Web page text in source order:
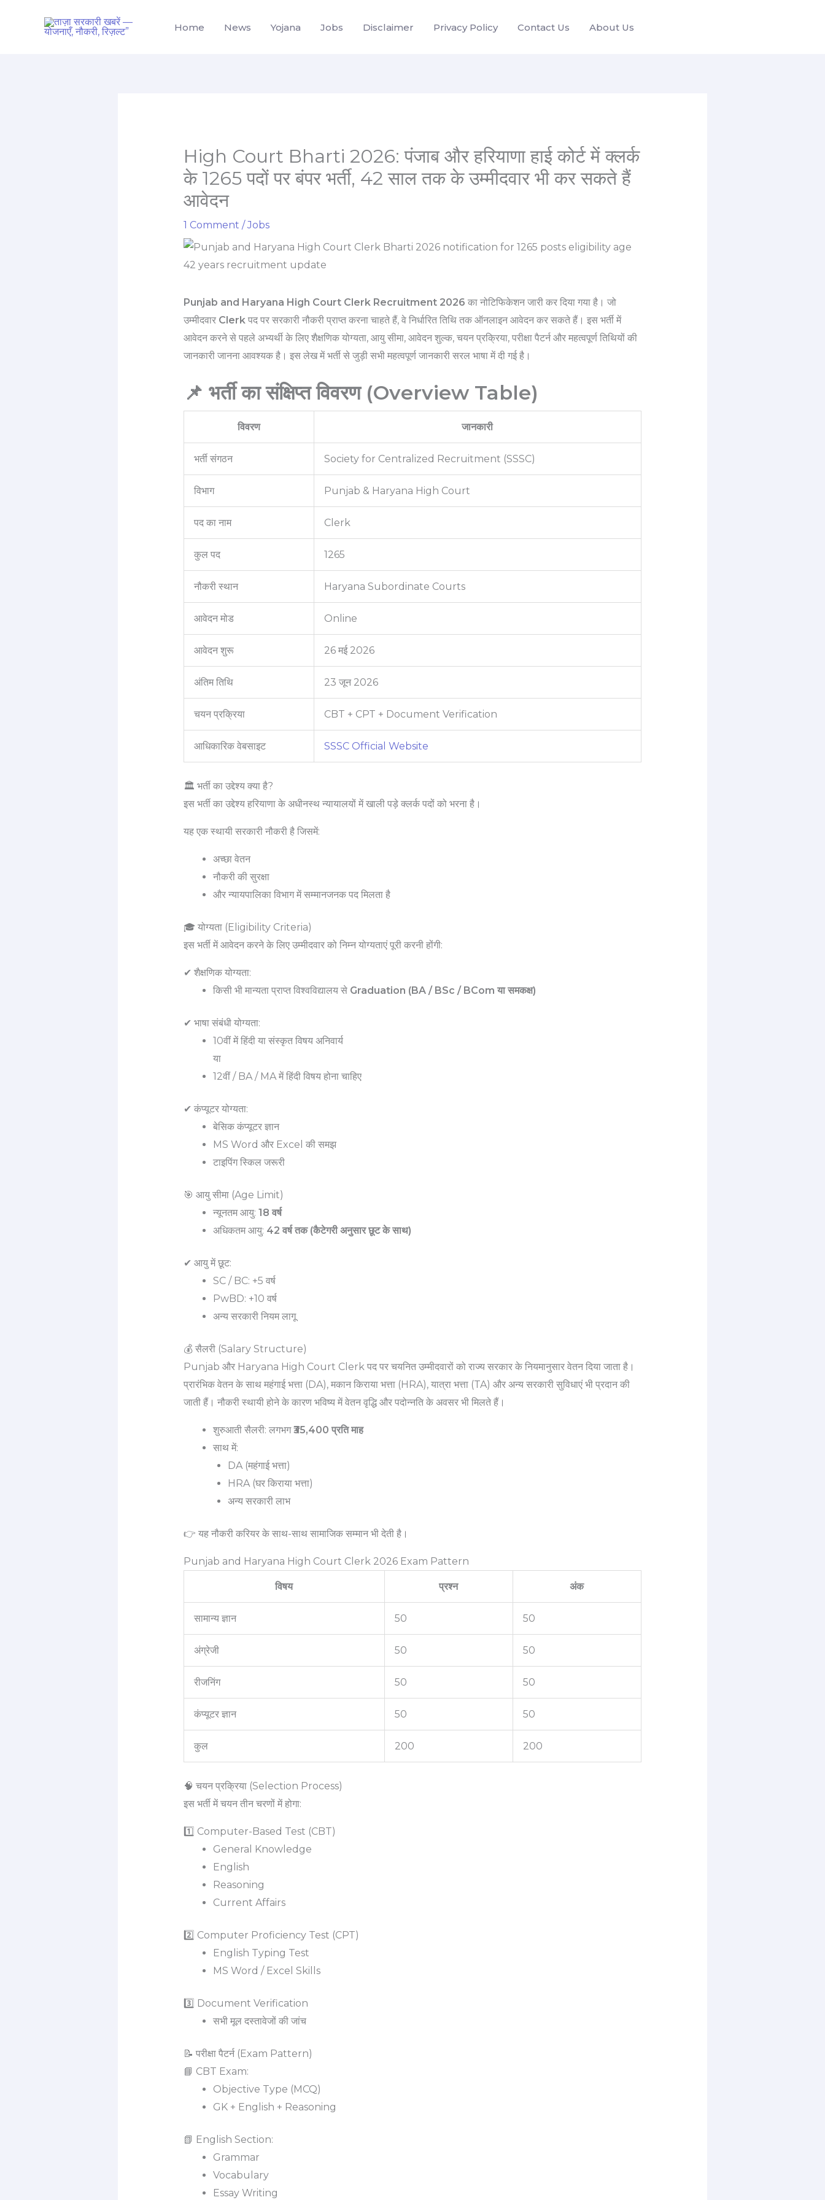
Home News Yojana Jobs Disclaimer Privacy Policy Contact Us About Us
High Court Bharti 2026: पंजाब और हरियाणा हाई कोर्ट में क्लर्क
के 1265 पदों पर बंपर भर्ती, 42 साल तक के उम्मीदवार भी कर सकते हैं
आवेदन
1 Comment /Jobs
Punjab and Haryana High Court Clerk Recruitment 2026 का नोटिफिकेशन जारी कर दिया गया है। जो
उम्मीदवार Clerkपद पर सरकारी नौकरी प्राप्त करना चाहते हैं, वे निर्धारित तिथि तक ऑनलाइन आवेदन कर सकते हैं। इस भर्ती में
आवेदन करने से पहले अभ्यर्थी के लिए शैक्षणिक योग्यता, आयु सीमा, आवेदन शुल्क, चयन प्रक्रिया, परीक्षा पैटर्न और महत्वपूर्ण तिथियों की
जानकारी जानना आवश्यक है। इस लेख में भर्ती से जुड़ी सभी महत्वपूर्ण जानकारी सरल भाषा में दी गई है।
📌 भर्ती का संक्षिप्त विवरण (Overview Table)
विवरण जानकारी
भर्ती संगठन Society for Centralized Recruitment (SSSC)
विभाग Punjab & Haryana High Court
पद का नाम Clerk
कुल पद 1265
नौकरी स्थान Haryana Subordinate Courts
आवेदन मोड Online
आवेदन शुरू 26 मई 2026
अंतिम तिथि 23 जून 2026
चयन प्रक्रिया CBT + CPT + Document Verification
आधिकारिक वेबसाइट SSSC Official Website
🏛️ भर्ती का उद्देश्य क्या है?
इस भर्ती का उद्देश्य हरियाणा के अधीनस्थ न्यायालयों में खाली पड़े क्लर्क पदों को भरना है।
यह एक स्थायी सरकारी नौकरी है जिसमें:
अच्छा वेतन
नौकरी की सुरक्षा
और न्यायपालिका विभाग में सम्मानजनक पद मिलता है
🎓 योग्यता (Eligibility Criteria)
इस भर्ती में आवेदन करने के लिए उम्मीदवार को निम्न योग्यताएं पूरी करनी होंगी:
✔ शैक्षणिक योग्यता:
किसी भी मान्यता प्राप्त विश्वविद्यालय से Graduation (BA / BSc / BCom या समकक्ष)
✔ भाषा संबंधी योग्यता:
10वीं में हिंदी या संस्कृत विषय अनिवार्य
या
12वीं / BA / MA में हिंदी विषय होना चाहिए
✔ कंप्यूटर योग्यता:
बेसिक कंप्यूटर ज्ञान
MS Word और Excel की समझ
टाइपिंग स्किल जरूरी
🎯 आयु सीमा (Age Limit)
न्यूनतम आयु: 18 वर्ष
अधिकतम आयु: 42 वर्ष तक (कैटेगरी अनुसार छूट के साथ)
✔ आयु में छूट:
SC / BC: +5 वर्ष
PwBD: +10 वर्ष
अन्य सरकारी नियम लागू
💰 सैलरी (Salary Structure)
Punjab और Haryana High Court Clerk पद पर चयनित उम्मीदवारों को राज्य सरकार के नियमानुसार वेतन दिया जाता है।
प्रारंभिक वेतन के साथ महंगाई भत्ता (DA), मकान किराया भत्ता (HRA), यात्रा भत्ता (TA) और अन्य सरकारी सुविधाएं भी प्रदान की
जाती हैं। नौकरी स्थायी होने के कारण भविष्य में वेतन वृद्धि और पदोन्नति के अवसर भी मिलते हैं।
शुरुआती सैलरी: लगभग₹35,400 प्रति माह
साथ में:
DA (महंगाई भत्ता)
HRA (घर किराया भत्ता)
अन्य सरकारी लाभ
👉 यह नौकरी करियर के साथ-साथ सामाजिक सम्मान भी देती है।
Punjab and Haryana High Court Clerk 2026 Exam Pattern
विषय प्रश्न अंक
सामान्य ज्ञान 50 50
अंग्रेजी 50 50
रीजनिंग 50 50
कंप्यूटर ज्ञान 50 50
कुल 200 200
🧠 चयन प्रक्रिया (Selection Process)
इस भर्ती में चयन तीन चरणों में होगा:
1️⃣ Computer-Based Test (CBT)
General Knowledge
English
Reasoning
Current Affairs
2️⃣ Computer Proficiency Test (CPT)
English Typing Test
MS Word / Excel Skills
3️⃣ Document Verification
सभी मूल दस्तावेजों की जांच
📝 परीक्षा पैटर्न (Exam Pattern)
📘 CBT Exam:
Objective Type (MCQ)
GK + English + Reasoning
📗 English Section:
Grammar
Vocabulary
Essay Writing